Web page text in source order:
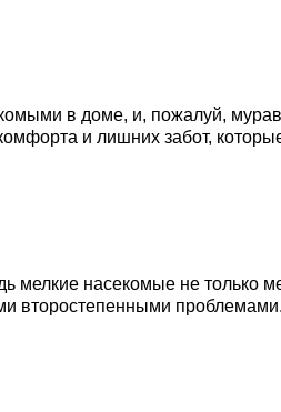
в доме, и, пожалуй,
и лишних забот,
мелкие насекомые не только
второстепенными